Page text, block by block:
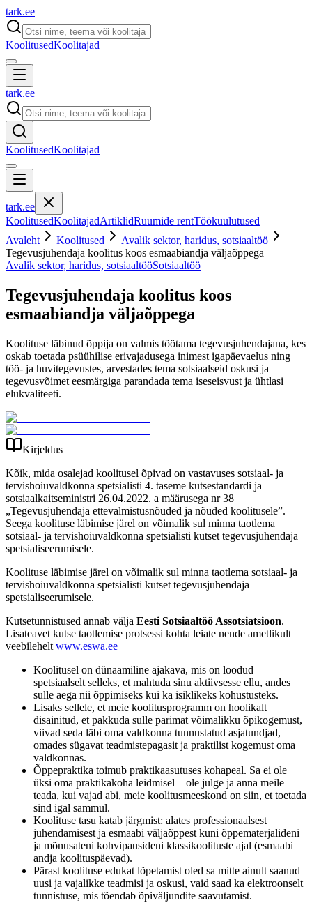
tark.ee
KoolitusedKoolitajad
tark.ee
KoolitusedKoolitajad
tark.ee
KoolitusedKoolitajadArtiklidRuumide rentTöökuulutused
Avaleht
Koolitused
Avalik sektor, haridus, sotsiaaltöö
Tegevusjuhendaja koolitus koos esmaabiandja väljaõppega
Avalik sektor, haridus, sotsiaaltööSotsiaaltöö
Tegevusjuhendaja koolitus koos
esmaabiandja väljaõppega
Koolituse läbinud õppija on valmis töötama tegevusjuhendajana, kes
oskab toetada psüühilise erivajadusega inimest igapäevaelus ning
töö- ja huvitegevustes, arvestades tema sotsiaalseid oskusi ja
tegevusvõimet eesmärgiga parandada tema iseseisvust ja ühtlasi
elukvaliteeti.
Kirjeldus
Kõik, mida osalejad koolitusel õpivad on vastavuses sotsiaal- ja
tervishoiuvaldkonna spetsialisti 4. taseme kutsestandardi ja
sotsiaalkaitseministri 26.04.2022. a määrusega nr 38
„Tegevusjuhendaja ettevalmistusnõuded ja nõuded koolitusele”.
Seega koolituse läbimise järel on võimalik sul minna taotlema
sotsiaal- ja tervishoiuvaldkonna spetsialisti kutset tegevusjuhendaja
spetsialiseerumisele.
Koolituse läbimise järel on võimalik sul minna taotlema sotsiaal- ja
tervishoiuvaldkonna spetsialisti kutset tegevusjuhendaja
spetsialiseerumisele.
Kutsetunnistused annab välja Eesti Sotsiaaltöö Assotsiatsioon.
Lisateavet kutse taotlemise protsessi kohta leiate nende ametlikult
veebilehelt www.eswa.ee
Koolitusel on dünaamiline ajakava, mis on loodud
spetsiaalselt selleks, et mahtuda sinu aktiivsesse ellu, andes
sulle aega nii õppimiseks kui ka isiklikeks kohustusteks.
Lisaks sellele, et meie koolitusprogramm on hoolikalt
disainitud, et pakkuda sulle parimat võimalikku õpikogemust,
viivad seda läbi oma valdkonna tunnustatud asjatundjad,
omades sügavat teadmistepagasit ja praktilist kogemust oma
valdkonnas.
Õppepraktika toimub praktikaasutuses kohapeal. Sa ei ole
üksi oma praktikakoha leidmisel – ole julge ja anna meile
teada, kui vajad abi, meie koolitusmeeskond on siin, et toetada
sind igal sammul.
Koolituse tasu katab järgmist: alates professionaalsest
juhendamisest ja esmaabi väljaõppest kuni õppematerjalideni
ja mõnusateni kohvipausideni klassikoolituste ajal (esmaabi
andja koolituspäevad).
Pärast koolituse edukat lõpetamist oled sa mitte ainult saanud
uusi ja vajalikke teadmisi ja oskusi, vaid saad ka elektroonselt
tunnistuse, mis tõendab õpiväljundite saavutamist.